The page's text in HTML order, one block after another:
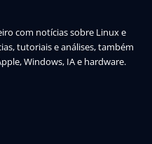
com notícias sobre Linux e
tutoriais e análises, também
Windows, IA e hardware.